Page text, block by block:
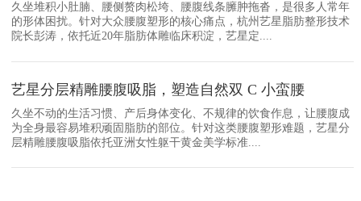
久坐堆积小肚腩、腰侧赘肉松垮、腰腹线条臃肿拖沓，是很多人常年
的形体困扰。针对大众腰腹塑形的核心痛点，杭州艺星脂肪整形技术
院长彭涛，依托近20年脂肪体雕临床积淀，艺星定....
艺星分层精雕腰腹吸脂，塑造自然双 C 小蛮腰
久坐不动的生活习惯、产后身体变化、不规律的饮食作息，让腰腹成
为全身最容易堆积顽固脂肪的部位。针对这类腰腹塑形难题，艺星分
层精雕腰腹吸脂依托亚洲女性躯干黄金美学标准....